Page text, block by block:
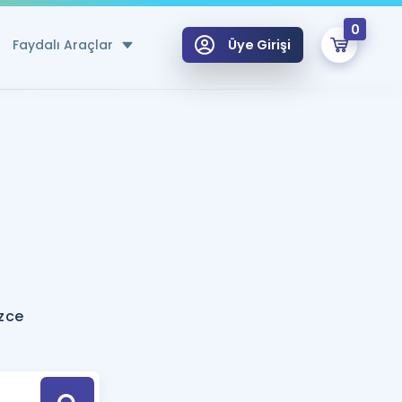
Faydalı Araçlar
Hesaplama Aracı
için Öneriler
Tek Takvimde
Üye Girişi
0